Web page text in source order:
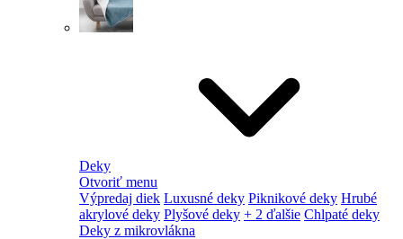
Deky
Otvoriť menu
Výpredaj diek Luxusné deky Piknikové deky Hrubé
akrylové deky Plyšové deky + 2 ďalšie Chlpaté deky
Deky z mikrovlákna